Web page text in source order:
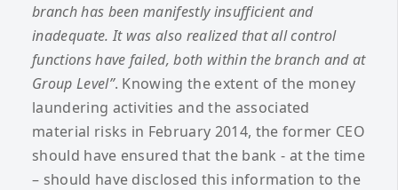
branch has been manifestly insufficient and
inadequate. It was also realized that all control
functions have failed, both within the branch and at
Group Level”. Knowing the extent of the money
laundering activities and the associated
material risks in February 2014, the former CEO
should have ensured that the bank - at the time
– should have disclosed this information to the